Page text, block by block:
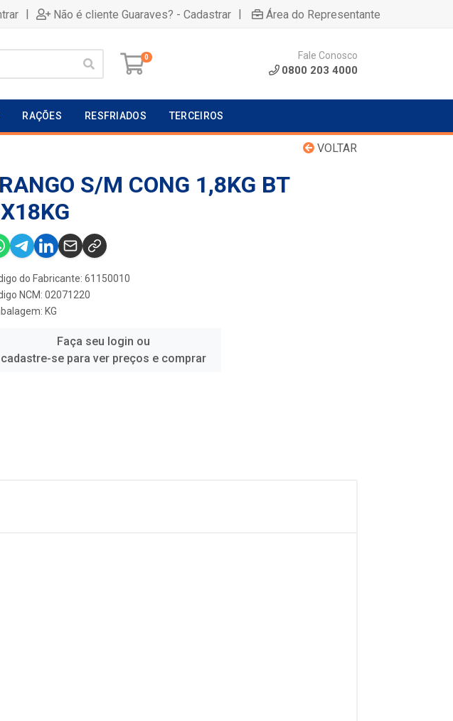
| Não é cliente Guaraves? - Cadastrar | Área do Representante
0 Fale Conosco
0800 203 4000
RAÇÕES RESFRIADOS TERCEIROS
VOLTAR
S/M CONG 1,8KG BT
do Fabricante: 61150010
NCM: 02071220
KG
Faça seu login ou
cadastre-se para ver preços e comprar